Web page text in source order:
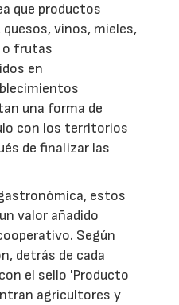
que productos
vinos, mieles,
o frutas
en
una forma de
con los territorios
de finalizar las
estos
valor añadido
Según
detrás de cada
el sello 'Producto
agricultores y